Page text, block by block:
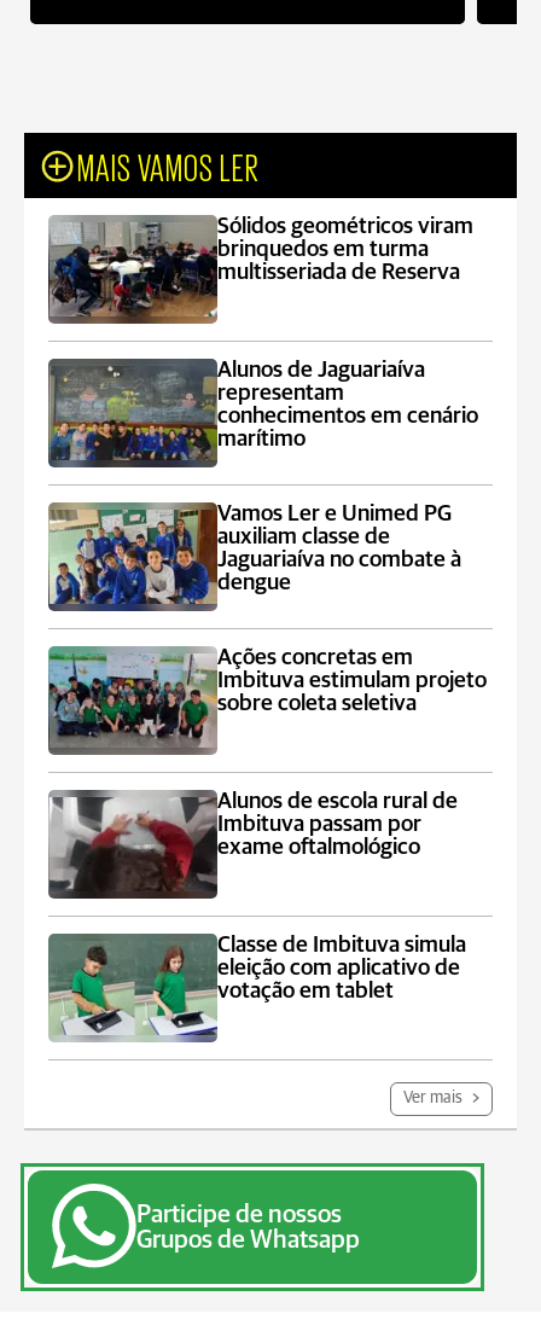
MAIS VAMOS LER
Sólidos geométricos viram
brinquedos em turma
multisseriada de Reserva
Alunos de Jaguariaíva
representam
conhecimentos em cenário
marítimo
Vamos Ler e Unimed PG
auxiliam classe de
Jaguariaíva no combate à
dengue
Ações concretas em
Imbituva estimulam projeto
sobre coleta seletiva
Alunos de escola rural de
Imbituva passam por
exame oftalmológico
Classe de Imbituva simula
eleição com aplicativo de
votação em tablet
Ver mais
Participe de nossos
Grupos de Whatsapp